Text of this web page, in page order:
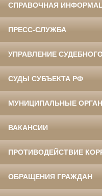
СПРАВОЧНАЯ
ПРЕСС-СЛУЖБА
УПРАВЛЕНИЕ
СУДЫ СУБЪЕКТА РФ
МУНИЦИПАЛЬНЫЕ
ВАКАНСИИ
ПРОТИВОДЕЙСТВИЕ
ОБРАЩЕНИЯ ГРАЖДАН